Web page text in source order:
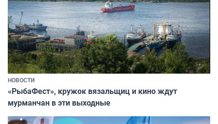
НОВОСТИ
«РыбаФест», кружок вязальщиц и кино ждут
мурманчан в эти выходные